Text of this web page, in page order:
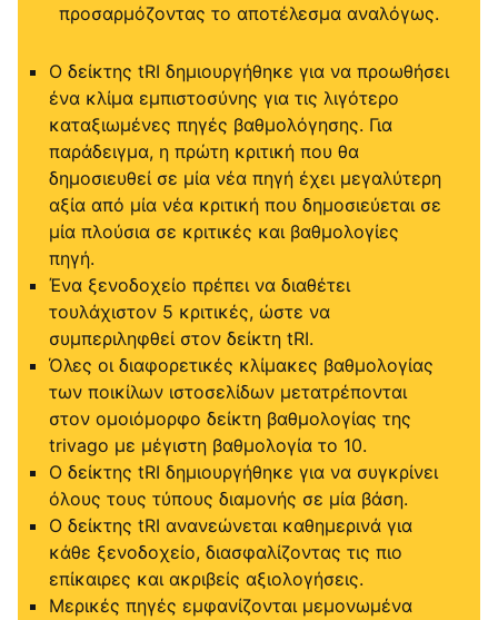
προσαρμόζοντας το αποτέλεσμα αναλόγως.
Ο δείκτης tRI δημιουργήθηκε για να προωθήσει
ένα κλίμα εμπιστοσύνης για τις λιγότερο
καταξιωμένες πηγές βαθμολόγησης. Για
παράδειγμα, η πρώτη κριτική που θα
δημοσιευθεί σε μία νέα πηγή έχει μεγαλύτερη
αξία από μία νέα κριτική που δημοσιεύεται σε
μία πλούσια σε κριτικές και βαθμολογίες
πηγή.
Ένα ξενοδοχείο πρέπει να διαθέτει
τουλάχιστον 5 κριτικές, ώστε να
συμπεριληφθεί στον δείκτη tRI.
Όλες οι διαφορετικές κλίμακες βαθμολογίας
των ποικίλων ιστοσελίδων μετατρέπονται
στον ομοιόμορφο δείκτη βαθμολογίας της
trivago με μέγιστη βαθμολογία το 10.
Ο δείκτης tRI δημιουργήθηκε για να συγκρίνει
όλους τους τύπους διαμονής σε μία βάση.
Ο δείκτης tRI ανανεώνεται καθημερινά για
κάθε ξενοδοχείο, διασφαλίζοντας τις πιο
επίκαιρες και ακριβείς αξιολογήσεις.
Μερικές πηγές εμφανίζονται μεμονωμένα